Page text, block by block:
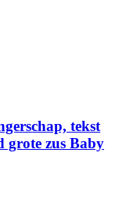
tekst
zus Baby